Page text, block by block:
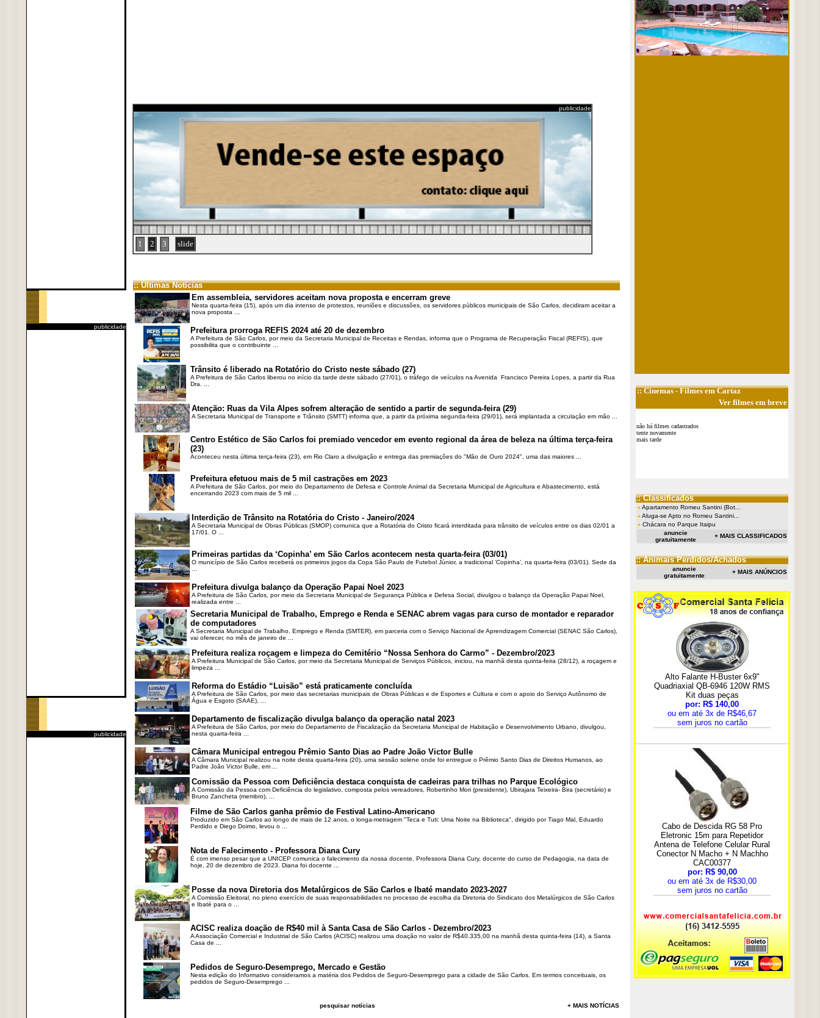
publicidade
publicidade
publicidade
1 2 3 slide
:: Últimas Notícias
Em assembleia, servidores aceitam nova proposta e encerram greve
Nesta quarta-feira (15), após um dia intenso de protestos, reuniões e discussões, os servidores públicos municipais de São Carlos, decidiram aceitar a
nova proposta ...
Prefeitura prorroga REFIS 2024 até 20 de dezembro
A Prefeitura de São Carlos, por meio da Secretaria Municipal de Receitas e Rendas, informa que o Programa de Recuperação Fiscal (REFIS), que
possibilita que o contribuinte ...
Trânsito é liberado na Rotatório do Cristo neste sábado (27)
A Prefeitura de São Carlos liberou no início da tarde deste sábado (27/01), o tráfego de veículos na Avenida Francisco Pereira Lopes, a partir da Rua
Dra. ...
Atenção: Ruas da Vila Alpes sofrem alteração de sentido a partir de segunda-feira (29)
A Secretaria Municipal de Transporte e Trânsito (SMTT) informa que, a partir da próxima segunda-feira (29/01), será implantada a circulação em mão ...
Centro Estético de São Carlos foi premiado vencedor em evento regional da área de beleza na última terça-feira
(23)
Aconteceu nesta última terça-feira (23), em Rio Claro a divulgação e entrega das premiações do "Mão de Ouro 2024", uma das maiores ...
Prefeitura efetuou mais de 5 mil castrações em 2023
A Prefeitura de São Carlos, por meio do Departamento de Defesa e Controle Animal da Secretaria Municipal de Agricultura e Abastecimento, está
encerrando 2023 com mais de 5 mil ...
Interdição de Trânsito na Rotatória do Cristo - Janeiro/2024
A Secretaria Municipal de Obras Públicas (SMOP) comunica que a Rotatória do Cristo ficará interditada para trânsito de veículos entre os dias 02/01 a
17/01. O ...
Primeiras partidas da ‘Copinha’ em São Carlos acontecem nesta quarta-feira (03/01)
O município de São Carlos receberá os primeiros jogos da Copa São Paulo de Futebol Júnior, a tradicional ‘Copinha’, na quarta-feira (03/01). Sede da
Prefeitura divulga balanço da Operação Papai Noel 2023
A Prefeitura de São Carlos, por meio da Secretaria Municipal de Segurança Pública e Defesa Social, divulgou o balanço da Operação Papai Noel,
realizada entre ...
Secretaria Municipal de Trabalho, Emprego e Renda e SENAC abrem vagas para curso de montador e reparador
de computadores
A Secretaria Municipal de Trabalho, Emprego e Renda (SMTER), em parceria com o Serviço Nacional de Aprendizagem Comercial (SENAC São Carlos),
vai oferecer, no mês de janeiro de ...
Prefeitura realiza roçagem e limpeza do Cemitério “Nossa Senhora do Carmo” - Dezembro/2023
A Prefeitura Municipal de São Carlos, por meio da Secretaria Municipal de Serviços Públicos, iniciou, na manhã desta quinta-feira (28/12), a roçagem e
limpeza ...
Reforma do Estádio “Luisão” está praticamente concluída
A Prefeitura de São Carlos, por meio das secretarias municipais de Obras Públicas e de Esportes e Cultura e com o apoio do Serviço Autônomo de
Água e Esgoto (SAAE), ...
Departamento de fiscalização divulga balanço da operação natal 2023
A Prefeitura de São Carlos, por meio do Departamento de Fiscalização da Secretaria Municipal de Habitação e Desenvolvimento Urbano, divulgou,
nesta quarta-feira ...
Câmara Municipal entregou Prêmio Santo Dias ao Padre João Victor Bulle
A Câmara Municipal realizou na noite desta quarta-feira (20), uma sessão solene onde foi entregue o Prêmio Santo Dias de Direitos Humanos, ao
Padre João Victor Bulle, em ...
Comissão da Pessoa com Deficiência destaca conquista de cadeiras para trilhas no Parque Ecológico
A Comissão da Pessoa com Deficiência do legislativo, composta pelos vereadores, Robertinho Mori (presidente), Ubirajara Teixeira- Bira (secretário) e
Bruno Zancheta (membro), ...
Filme de São Carlos ganha prêmio de Festival Latino-Americano
Produzido em São Carlos ao longo de mais de 12 anos, o longa-metragem "Teca e Tuti: Uma Noite na Biblioteca", dirigido por Tiago Mal, Eduardo
Perdido e Diego Doimo, levou o ...
Nota de Falecimento - Professora Diana Cury
É com imenso pesar que a UNICEP comunica o falecimento da nossa docente, Professora Diana Cury, docente do curso de Pedagogia, na data de
hoje, 20 de dezembro de 2023. Diana foi docente ...
Posse da nova Diretoria dos Metalúrgicos de São Carlos e Ibaté mandato 2023-2027
A Comissão Eleitoral, no pleno exercício de suas responsabilidades no processo de escolha da Diretoria do Sindicato dos Metalúrgicos de São Carlos
e Ibaté para o ...
ACISC realiza doação de R$40 mil à Santa Casa de São Carlos - Dezembro/2023
A Associação Comercial e Industrial de São Carlos (ACISC) realizou uma doação no valor de R$40.335,00 na manhã desta quinta-feira (14), a Santa
Casa de ...
Pedidos de Seguro-Desemprego, Mercado e Gestão
Nesta edição do Informativo consideramos a matéria dos Pedidos de Seguro-Desemprego para a cidade de São Carlos. Em termos conceituais, os
pedidos de Seguro-Desemprego ...
pesquisar notícias + MAIS NOTÍCIAS
::Cinemas- Filmes em Cartaz
Ver filmes em breve
não há filmes cadastrados
tente novamente
mais tarde
:: Classificados
Apartamento Romeu Santini (Bot...
Aluga-se Apto no Romeu Santini...
Chácara no Parque Itaipu
anuncie
gratuitamente
+ MAIS CLASSIFICADOS
:: Animais Perdidos/Achados
anuncie
gratuitamente
+ MAIS ANÚNCIOS